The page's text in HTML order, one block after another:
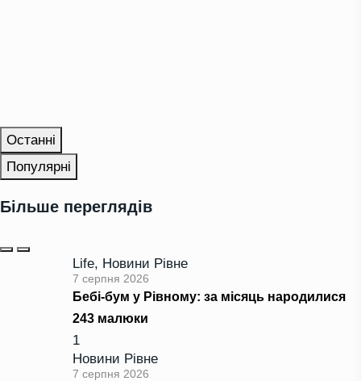
Останні
Популярні
Більше переглядів
Life, Новини Рівне
7 серпня 2026
Бебі-бум у Рівному: за місяць народилися
243 малюки
1
Новини Рівне
7 серпня 2026